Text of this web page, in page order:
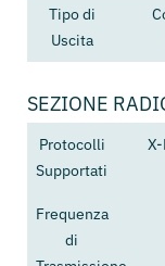
Tipo di
Uscita
SEZIONE
Protocolli
Supportati
Frequenza
di